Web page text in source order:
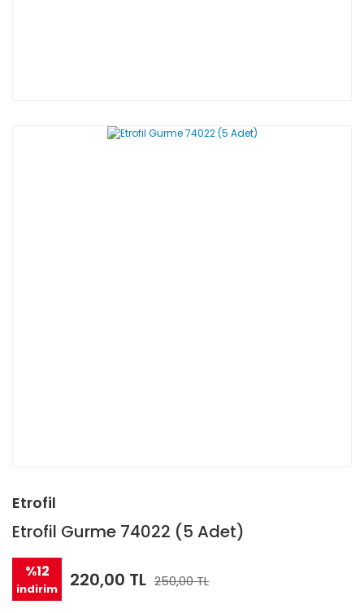
Etrofil
Etrofil Gurme 74022 (5 Adet)
%12
indirim 220,00 TL 250,00 TL